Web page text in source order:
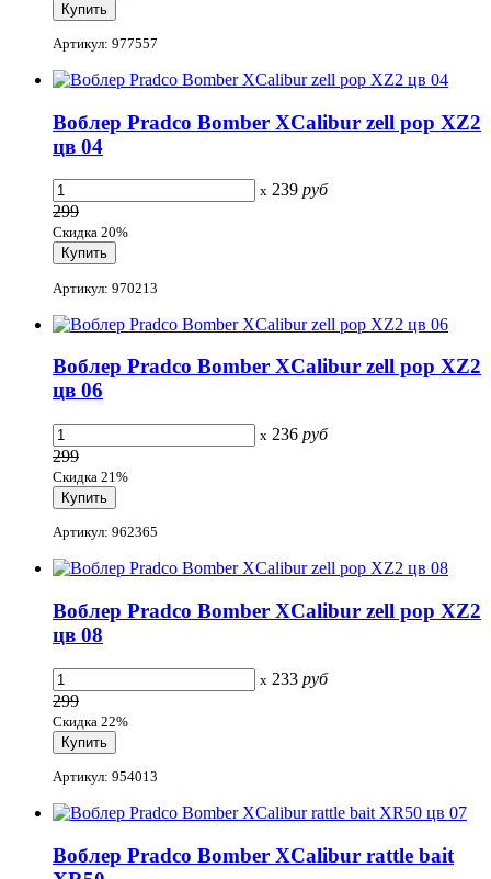
Артикул: 977557
Воблер Pradco Bomber XCalibur zell pop XZ2
цв 04
x 239 руб
299
Скидка 20%
Артикул: 970213
Воблер Pradco Bomber XCalibur zell pop XZ2
цв 06
x 236 руб
299
Скидка 21%
Артикул: 962365
Воблер Pradco Bomber XCalibur zell pop XZ2
цв 08
x 233 руб
299
Скидка 22%
Артикул: 954013
Воблер Pradco Bomber XCalibur rattle bait